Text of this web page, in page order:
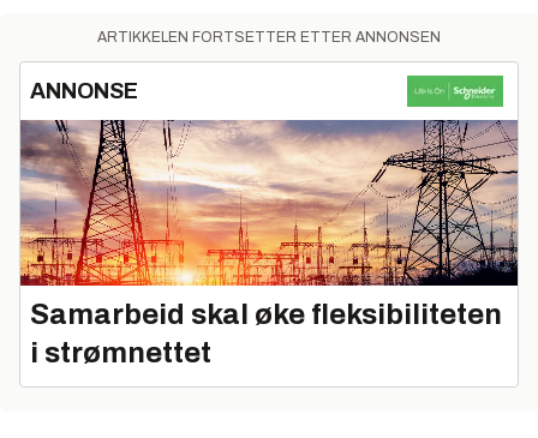
ARTIKKELEN FORTSETTER ETTER ANNONSEN
ANNONSE
Samarbeid skal øke fleksibiliteten
i strømnettet